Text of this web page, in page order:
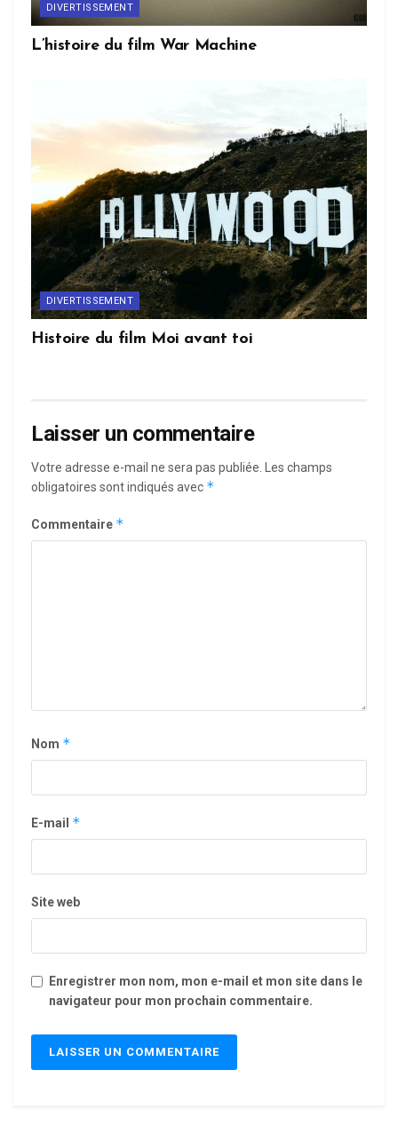
DIVERTISSEMENT
L’histoire du film War Machine
DIVERTISSEMENT
Histoire du film Moi avant toi
Laisser un commentaire
Votre adresse e-mail ne sera pas publiée.
Les champs
obligatoires sont indiqués avec *
Commentaire *
Nom *
E-mail *
Site web
Enregistrer mon nom, mon e-mail et mon site dans le
navigateur pour mon prochain commentaire.